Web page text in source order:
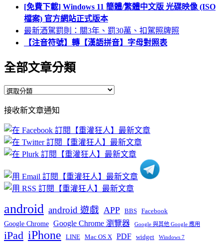
[免費下載] Windows 11 簡體/繁體中文版 光碟映像 (ISO
檔案) 官方網站正式版本
最新酒駕罰則：關3年、罰30萬、扣駕照牌照
【注音符號】轉【漢語拼音】字母對照表
全部文章分類
全
文
章
分
類
接收新文章通知
android android 遊戲 APP BBS Facebook
Google Chrome Google Chrome 瀏覽器 Google 與其他 Google 應用
iPad iPhone LINE Mac OS X PDF widget Windows 7